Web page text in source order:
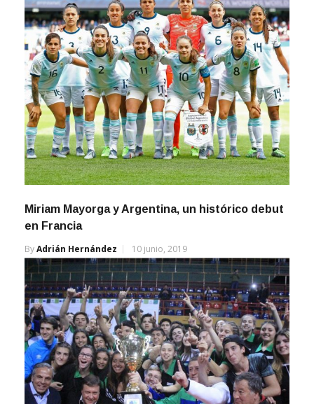
Miriam Mayorga y Argentina, un histórico debut
en Francia
ByAdrián Hernández 10 junio, 2019